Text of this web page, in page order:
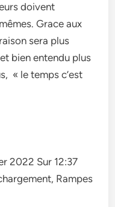
doivent
Grace aux
sera plus
bien entendu plus
« le temps c’est
2022 Sur 12:37
Rampes